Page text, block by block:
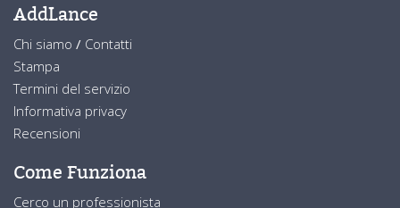
AddLance
Chi siamo / Contatti
Stampa
Termini del servizio
Informativa privacy
Recensioni
Come Funziona
Cerco un professionista